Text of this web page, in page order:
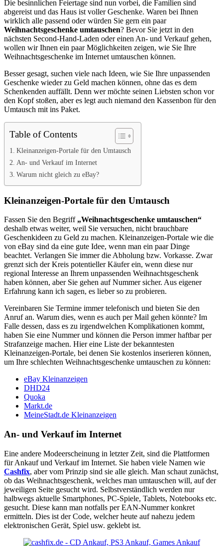
Die besinnlichen Feiertage sind nun vorbei, die Familien sind
abgereist und das Haus ist voller Geschenke. Waren bei Ihnen
wirklich alle passend oder würden Sie gern ein paar
Weihnachtsgeschenke umtauschen? Bevor Sie jetzt in den
nächsten Second-Hand-Laden oder einen An- und Verkauf gehen,
wollen wir Ihnen ein paar Möglichkeiten zeigen, wie Sie Ihre
Weihnachtsgeschenke im Internet umtauschen können.
Besser gesagt, suchen viele nach Ideen, wie Sie Ihre unpassenden
Geschenke wieder zu Geld machen können, ohne das es dem
Schenkenden auffällt. Denn wer möchte seinen Liebsten schon vor
den Kopf stoßen, aber es legt auch niemand den Kassenbon für den
Umtausch mit ins Paket.
Table of Contents
Kleinanzeigen-Portale für den Umtausch
An- und Verkauf im Internet
Warum nicht gleich zu eBay?
Kleinanzeigen-Portale für den Umtausch
Fassen Sie den Begriff „Weihnachtsgeschenke umtauschen“
deshalb etwas weiter, weil Sie versuchen, nicht brauchbare
Geschenkideen zu Geld zu machen. Kleinanzeigen-Portale wie die
von eBay sind da eine gute Idee, wenn man ein paar Dinge
beachtet. Verlangen Sie immer die Abholung bzw. Vorkasse. Zwar
grenzt sich der Kreis potentieller Käufer ein, wenn diese nur
regional Interesse an Ihrem unpassenden Weihnachtsgeschenk
haben können, aber Sie gehen auf Nummer sicher. Aus eigener
Erfahrung kann ich sagen, es lieber so zu probieren.
Vereinbaren Sie Termine immer telefonisch und bieten Sie den
Anruf an. Warum dies, wenn es auch per Mail gehen könnte? Im
Falle dessen, dass es zu irgendwelchen Komplikationen kommt,
haben Sie eine Nummer und können die Person immer haftbar per
Strafanzeige machen. Hier eine Liste der bekanntesten
Kleinanzeigen-Portale, bei denen Sie kostenlos inserieren können,
um Ihre schlechten Weihnachtsgeschenke umtauschen zu können:
eBay Kleinanzeigen
DHD24
Quoka
Markt.de
MeineStadt.de Kleinanzeigen
An- und Verkauf im Internet
Eine andere Modeerscheinung in letzter Zeit, sind die Plattformen
für Ankauf und Verkauf im Internet. Sie haben viele Namen wie
Cashfix, aber vom Prinzip sind sie alle gleich. Man schaut zunächst,
ob das Weihnachtsgeschenk, welches man umtauschen will, auf der
jeweiligen Seite gesucht wird. Selbstverständlich werden nur
halbwegs aktuelle Smartphones, PC-Spiele, Tablets, Notebooks etc.
gesucht. Diese kann man notfalls per EAN-Nummer konkret
ermitteln. Dies ist der Code, welcher heute auf nahezu jedem
elektronischen Gerät, Spiel usw. geklebt ist.